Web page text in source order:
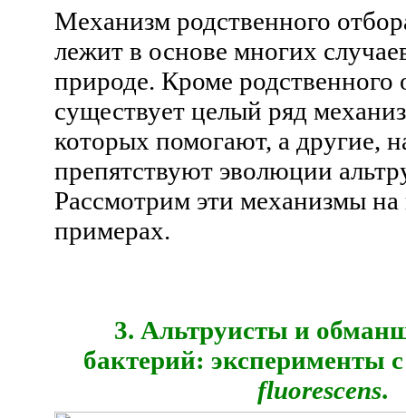
Механизм родственного
лежит в основе многих
природе. Кроме родственного
существует целый ряд
которых помогают, а другие,
препятствуют эволюции
Рассмотрим эти механизмы
примерах.
3. Альтруисты и
бактерий: эксперименты
fluorescens.